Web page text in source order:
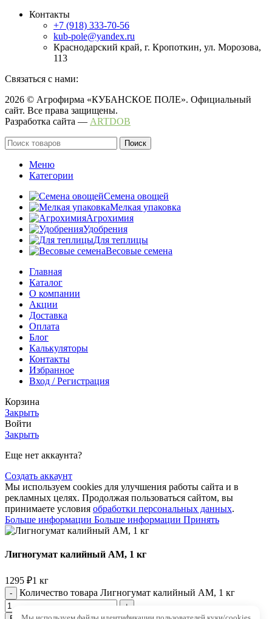
Контакты
+7 (918) 333-70-56
kub-pole@yandex.ru
Краснодарский край, г. Кропоткин, ул. Морозова,
113
Связаться с нами:
2026 © Агрофирма «КУБАНСКОЕ ПОЛЕ». Официальный
сайт. Все права защищены.
Разработка сайта — ARTDOB
Поиск
Меню
Категории
Семена овощей
Мелкая упаковка
Агрохимия
Удобрения
Для теплицы
Весовые семена
Главная
Каталог
О компании
Акции
Доставка
Оплата
Блог
Калькуляторы
Контакты
Избранное
Вход / Регистрация
Корзина
Закрыть
Войти
Закрыть
Еще нет аккаунта?
Создать аккаунт
Мы используем cookies для улучшения работы сайта и в
рекламных целях. Продолжая пользоваться сайтом, вы
принимаете условия обработки персональных данных.
Больше информации Больше информации Принять
Лигногумат калийный АМ, 1 кг
1295 ₽1 кг
Количество товара Лигногумат калийный АМ, 1 кг